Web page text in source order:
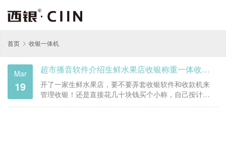
首页 收银一体机
Mar
19
超市播音软件介绍生鲜水果店收银称重一体收银机的必要性
开了一家生鲜水果店，要不要弄套收银软件和收款机来
管理收银！还是直接花几十块钱买个小称，自己按计算